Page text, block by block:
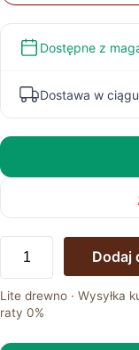
Dostępne z
Dostawa w ciągu
Dębowy
stół
90
tabacco
Dodaj
Lite drewno · Wysyłka
raty 0%